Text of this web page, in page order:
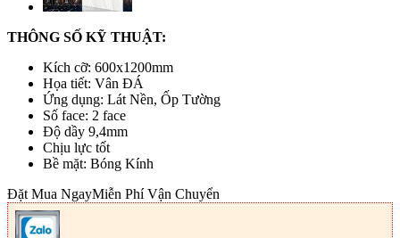
THÔNG SỐ KỸ THUẬT:
Kích cỡ: 600x1200mm
Họa tiết: Vân ĐÁ
Ứng dụng: Lát Nền, Ốp Tường
Số face: 2 face
Độ dầy 9,4mm
Chịu lực tốt
Bề mặt: Bóng Kính
Đặt Mua NgayMiễn Phí Vận Chuyển